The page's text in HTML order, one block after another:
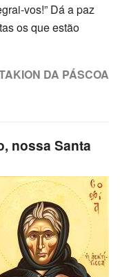
vos!” Dá a paz
os que estão
DA PÁSCOA
nossa Santa